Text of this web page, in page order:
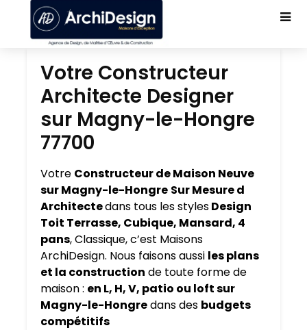
Votre Constructeur
Architecte Designer
sur Magny-le-Hongre
77700
Votre Constructeur de Maison Neuve
sur Magny-le-Hongre Sur Mesure d
Architectedans tous les stylesDesign
Toit Terrasse, Cubique, Mansard, 4
pans, Classique, c’est Maisons
ArchiDesign. Nous faisons aussi les plans
et la construction de toute forme de
maison : en L, H, V, patio ou loft sur
Magny-le-Hongredans des budgets
compétitifs